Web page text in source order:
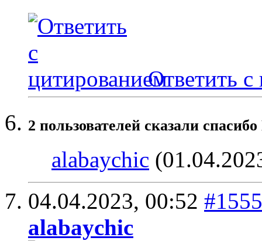
Ответить с
2 пользователей сказали
alabaychic
04.04.2023, 00:52
alabaychic